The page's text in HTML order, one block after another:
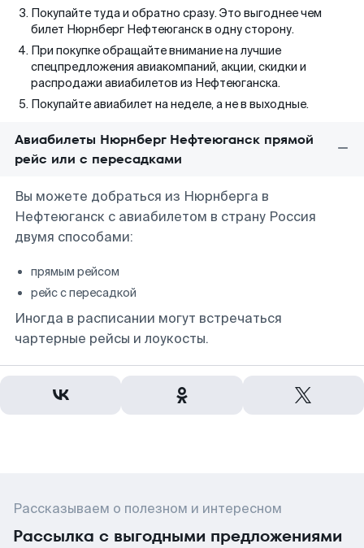
Покупайте туда и обратно сразу. Это выгоднее чем
билет Нюрнберг Нефтеюганск в одну сторону.
При покупке обращайте внимание на лучшие
спецпредложения авиакомпаний, акции, скидки и
распродажи авиабилетов из Нефтеюганска.
Покупайте авиабилет на неделе, а не в выходные.
Авиабилеты Нюрнберг Нефтеюганск прямой
рейс или с пересадками
Вы можете добраться из Нюрнберга в
Нефтеюганск с авиабилетом в страну Россия
двумя способами:
прямым рейсом
рейс с пересадкой
Иногда в расписании могут встречаться
чартерные рейсы и лоукосты.
Рассказываем о полезном и интересном
Рассылка с выгодными предложениями